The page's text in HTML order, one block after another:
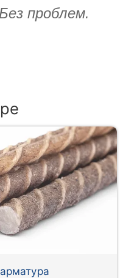
проблем.